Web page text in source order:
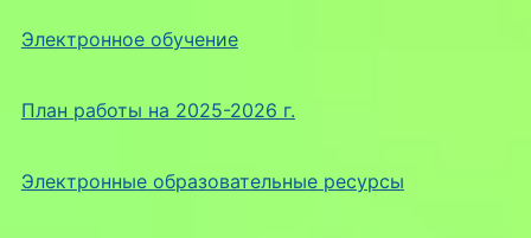
Электронное обучение
План работы на 2025-2026 г.
Электронные образовательные ресурсы